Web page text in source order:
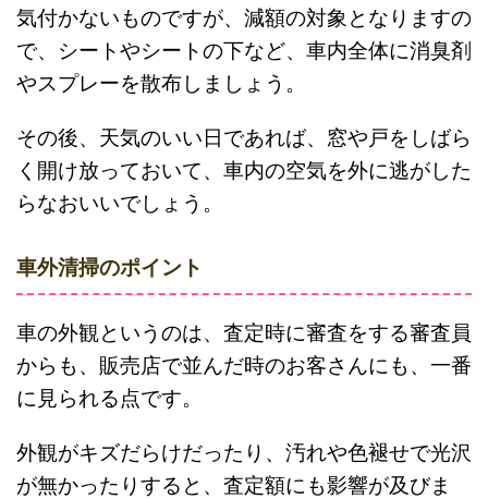
気付かないものですが、減額の対象となりますの
で、シートやシートの下など、車内全体に消臭剤
やスプレーを散布しましょう。
その後、天気のいい日であれば、窓や戸をしばら
く開け放っておいて、車内の空気を外に逃がした
らなおいいでしょう。
車外清掃のポイント
車の外観というのは、査定時に審査をする審査員
からも、販売店で並んだ時のお客さんにも、一番
に見られる点です。
外観がキズだらけだったり、汚れや色褪せで光沢
が無かったりすると、査定額にも影響が及びま